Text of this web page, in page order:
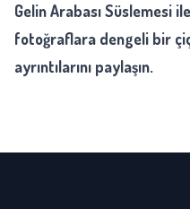
Gelin Arabası Süslemesi
fotoğraflara dengeli bir
ayrıntılarını paylaşın.